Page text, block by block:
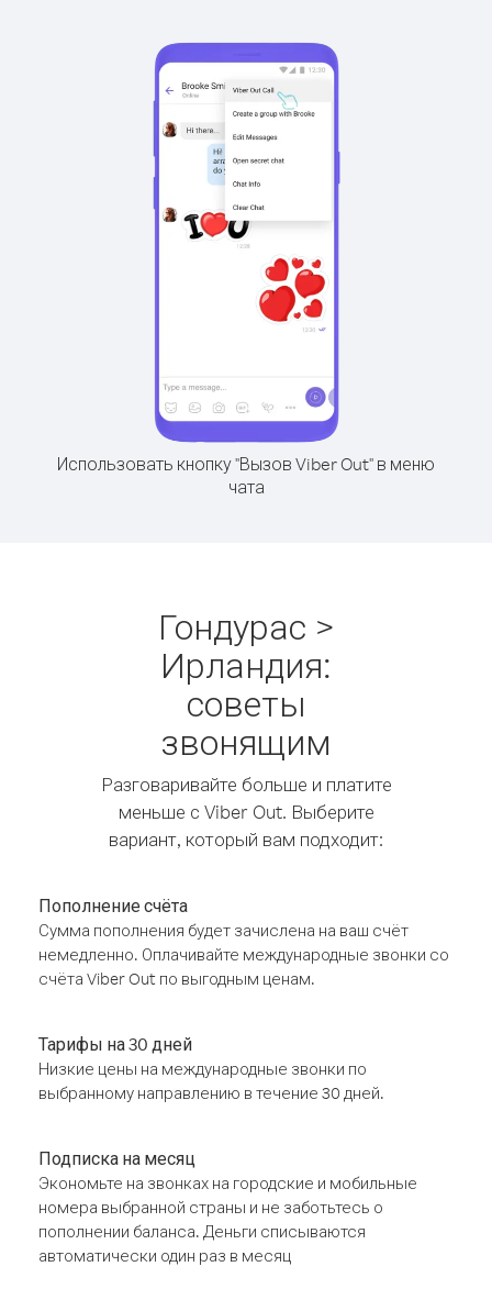
Использовать кнопку "Вызов Viber Out" в меню
чата
Гондурас >
Ирландия:
советы
звонящим
Разговаривайте больше и платите
меньше с Viber Out. Выберите
вариант, который вам подходит:
Пополнение счёта
Сумма пополнения будет зачислена на ваш счёт
немедленно. Оплачивайте международные звонки со
счёта Viber Out по выгодным ценам.
Тарифы на 30 дней
Низкие цены на международные звонки по
выбранному направлению в течение 30 дней.
Подписка на месяц
Экономьте на звонках на городские и мобильные
номера выбранной страны и не заботьтесь о
пополнении баланса. Деньги списываются
автоматически один раз в месяц